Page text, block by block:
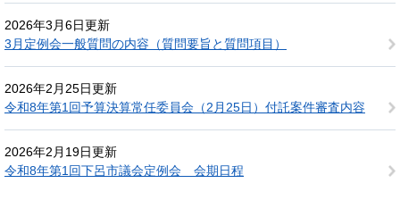
2026年3月6日更新
3月定例会一般質問の内容（質問要旨と質問項目）
2026年2月25日更新
令和8年第1回予算決算常任委員会（2月25日）付託案件審査内容
2026年2月19日更新
令和8年第1回下呂市議会定例会 会期日程